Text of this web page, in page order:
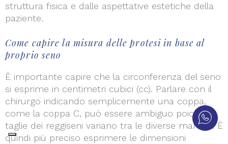
struttura fisica e dalle aspettative estetiche della
paziente.
Come capire la misura delle protesi in base al
proprio seno
È importante capire che la circonferenza del seno
si esprime in centimetri cubici (cc). Parlare con il
chirurgo indicando semplicemente una coppa,
come la coppa C, può essere ambiguo poiché le
taglie dei reggiseni variano tra le diverse marche. È
quindi più preciso esprimere le dimensioni